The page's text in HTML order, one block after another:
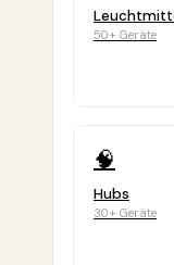
50+ Geräte
🧠
Hubs
30+ Geräte